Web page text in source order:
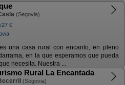
(Segovia)
27 €
una casa rural con encanto, en pleno
en la que esperamos que pueda
necesita. Nuestra ...
Rural La Encantada
(Segovia)